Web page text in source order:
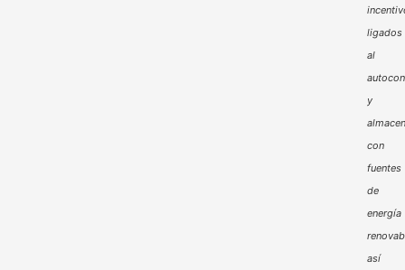
ligados
al
y
con
fuentes
de
energía
así